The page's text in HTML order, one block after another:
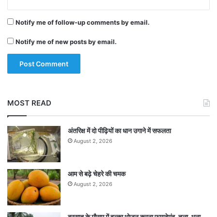
Notify me of follow-up comments by email.
Notify me of new posts by email.
MOST READ
अंतरिक्ष में दो पीढ़ियों का धान उगाने में सफलता
August 2, 2026
आम से बढ़े चेहरे की चमक
August 2, 2026